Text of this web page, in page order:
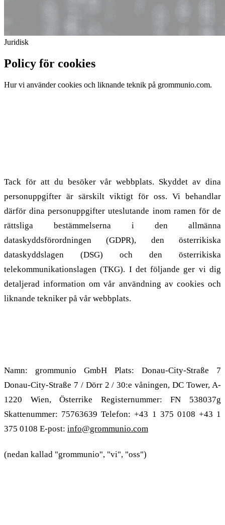
Juridisk
Policy för cookies
Hur vi använder cookies och liknande teknik på grommunio.com.
Tack för att du besöker vår webbplats. Skyddet av dina
personuppgifter är särskilt viktigt för oss. Vi behandlar
därför dina personuppgifter uteslutande inom ramen för de
rättsliga bestämmelserna i den allmänna
dataskyddsförordningen (GDPR), den österrikiska
dataskyddslagen (DSG) och den österrikiska
telekommunikationslagen (TKG). I det följande ger vi dig
detaljerad information om vår användning av cookies och
liknande tekniker på vår webbplats.
Namn: grommunio GmbH Plats: Donau-City-Straße 7
Donau-City-Straße 7 / Dörr 2 / 30:e våningen, DC Tower, A-
1220 Wien, Österrike Registernummer: FN 538037g
Skattenummer: 75763639 Telefon: +43 1 375 0108 +43 1
375 0108 E-post: info@grommunio.com
(nedan kallad "grommunio", "vi", "oss")